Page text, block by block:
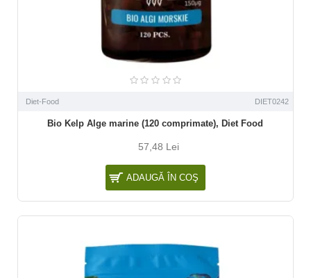
Diet-Food DIET0242
Bio Kelp Alge marine (120 comprimate), Diet Food
57,48 Lei
ADAUGĂ ÎN COŞ